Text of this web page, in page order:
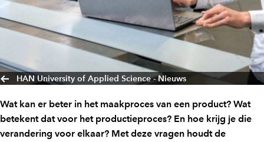
HAN University of Applied Science - Nieuws
Wat kan er beter in het maakproces van een product? Wat
betekent dat voor het productieproces? En hoe krijg je die
verandering voor elkaar? Met deze vragen houdt de